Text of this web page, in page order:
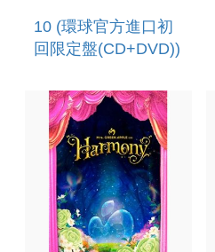
10 (環球官方進口初
回限定盤(CD+DVD))